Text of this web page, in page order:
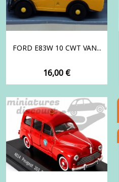
FORD E83W 10 CWT VAN...
Prix
16,00 €